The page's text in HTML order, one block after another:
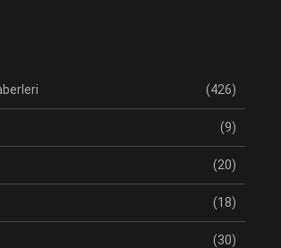
(426)
(9)
(20)
(18)
(30)